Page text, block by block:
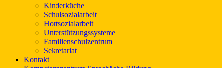
Kinderküche
Schulsozialarbeit
Hortsozialarbeit
Unterstützungssysteme
Familienschulzentrum
Sekretariat
Kontakt